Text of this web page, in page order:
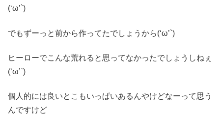
(‘ω’`)
でもずーっと前から作ってたでしょうから(‘ω’`)
ヒーローでこんな荒れると思ってなかったでしょうしねぇ
(‘ω’`)
個人的には良いとこもいっぱいあるんやけどなーって思う
んですけど